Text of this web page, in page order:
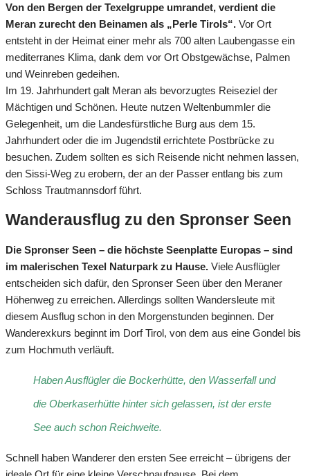
Von den Bergen der Texelgruppe umrandet, verdient die
Meran zurecht den Beinamen als „Perle Tirols“. Vor Ort
entsteht in der Heimat einer mehr als 700 alten Laubengasse ein
mediterranes Klima, dank dem vor Ort Obstgewächse, Palmen
und Weinreben gedeihen.
Im 19. Jahrhundert galt Meran als bevorzugtes Reiseziel der
Mächtigen und Schönen. Heute nutzen Weltenbummler die
Gelegenheit, um die Landesfürstliche Burg aus dem 15.
Jahrhundert oder die im Jugendstil errichtete Postbrücke zu
besuchen. Zudem sollten es sich Reisende nicht nehmen lassen,
den Sissi-Weg zu erobern, der an der Passer entlang bis zum
Schloss Trautmannsdorf führt.
Wanderausflug zu den Spronser Seen
Die Spronser Seen – die höchste Seenplatte Europas – sind
im malerischen Texel Naturpark zu Hause. Viele Ausflügler
entscheiden sich dafür, den Spronser Seen über den Meraner
Höhenweg zu erreichen. Allerdings sollten Wandersleute mit
diesem Ausflug schon in den Morgenstunden beginnen. Der
Wanderexkurs beginnt im Dorf Tirol, von dem aus eine Gondel bis
zum Hochmuth verläuft.
Haben Ausflügler die Bockerhütte, den Wasserfall und
die Oberkaserhütte hinter sich gelassen, ist der erste
See auch schon Reichweite.
Schnell haben Wanderer den ersten See erreicht – übrigens der